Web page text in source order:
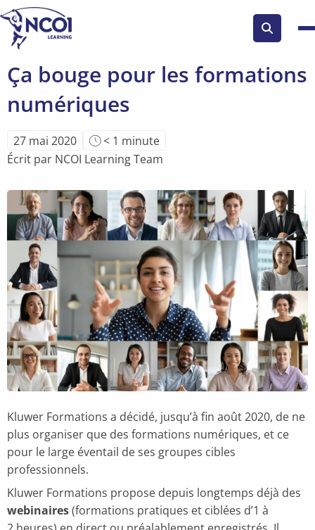
Search
button
Ça bouge pour les formations
numériques
27 mai 2020
Temps
de
de
l'article:
< 1 minute
Écrit par NCOI Learning Team
Kluwer Formations a décidé, jusqu’à fin août 2020, de ne
plus organiser que des formations numériques, et ce
pour le large éventail de ses groupes cibles
professionnels.
Kluwer Formations propose depuis longtemps déjà des
webinaires(formations pratiques et ciblées d’1 à